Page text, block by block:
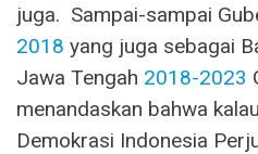
juga. Sampai-sampai
2018 yang juga sebagai
Jawa Tengah 2018-2023
menandaskan bahwa
Demokrasi Indonesia